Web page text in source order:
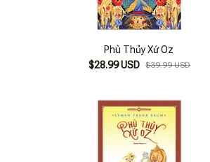
Phù Thủy Xứ Oz
$28.99 USD $39.99 USD